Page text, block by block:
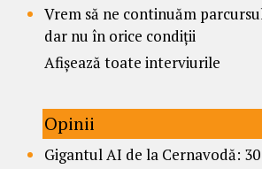
Vrem să ne continuăm
dar nu în orice condiții
Afișează toate interviurile
Opinii
Gigantul AI de la Cernavodă: